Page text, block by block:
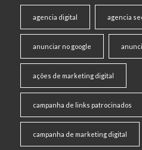
agencia digital agencia
anunciar no google
ações de marketing digital
campanha de links patrocinados
campanha de marketing digital